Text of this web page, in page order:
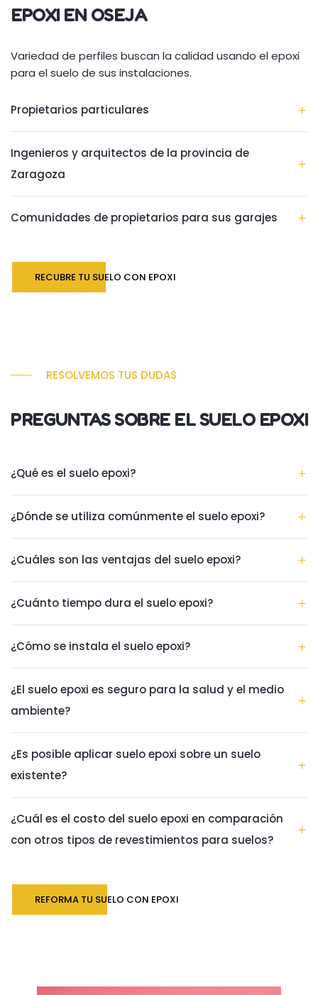
EPOXI EN OSEJA
Variedad de perfiles buscan la calidad usando el epoxi
para el suelo de sus instalaciones.
Propietarios particulares
Ingenieros y arquitectos de la provincia de
Zaragoza
Comunidades de propietarios para sus garajes
RECUBRE TU SUELO CON EPOXI
RESOLVEMOS TUS DUDAS
PREGUNTAS SOBRE EL SUELO EPOXI
¿Qué es el suelo epoxi?
¿Dónde se utiliza comúnmente el suelo epoxi?
¿Cuáles son las ventajas del suelo epoxi?
¿Cuánto tiempo dura el suelo epoxi?
¿Cómo se instala el suelo epoxi?
¿El suelo epoxi es seguro para la salud y el medio
ambiente?
¿Es posible aplicar suelo epoxi sobre un suelo
existente?
¿Cuál es el costo del suelo epoxi en comparación
con otros tipos de revestimientos para suelos?
REFORMA TU SUELO CON EPOXI